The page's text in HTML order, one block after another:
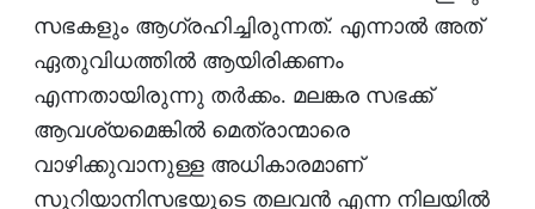
സഭകളും ആഗ്രഹിച്ചിരുന്നത്. എന്നാല്‍ അത്
ഏതുവിധത്തില്‍ ആയിരിക്കണം
എന്നതായിരുന്നു തര്‍ക്കം. മലങ്കര സഭക്ക്
ആവശ്യമെങ്കില്‍ മെത്രാന്മാരെ
വാഴിക്കുവാനുള്ള അധികാരമാണ്
സുറിയാനിസഭയുടെ തലവന്‍ എന്ന നിലയില്‍